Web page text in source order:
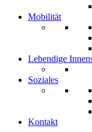
Mobilität
Lebendige
Soziales
Kontakt